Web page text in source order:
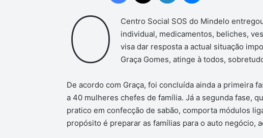
O
Centro Social SOS do Mindelo
individual, medicamentos, beliches,
visa dar resposta a actual situação
Graça Gomes, atinge à todos,
De acordo com Graça, foi concluída ainda a primeira
a 40 mulheres chefes de família. Já a segunda fase,
pratico em confecção de sabão, comporta módulos
propósito é preparar as famílias para o auto negócio,